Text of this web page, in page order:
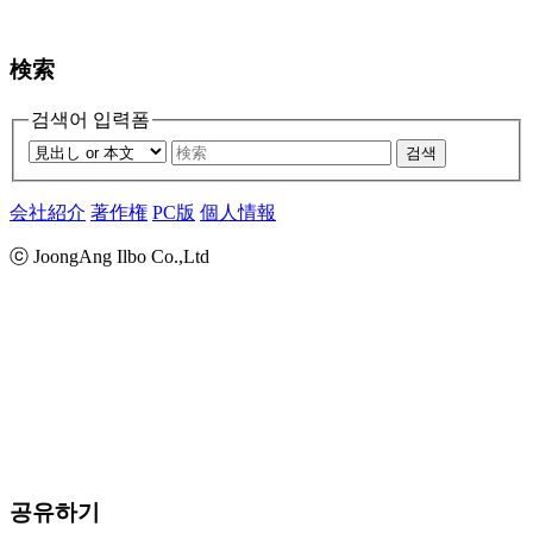
検索
검색어 입력폼
검색
会社紹介 著作権 PC版 個人情報
ⓒ JoongAng Ilbo Co.,Ltd
공유하기